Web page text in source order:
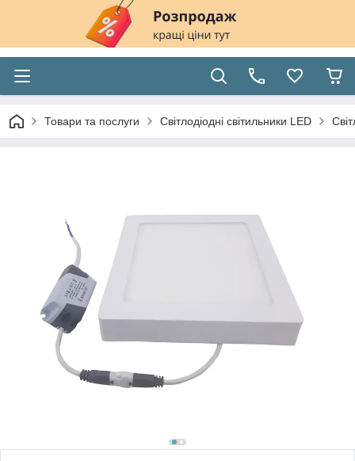
Товари та послуги Світлодіодні світильники LED